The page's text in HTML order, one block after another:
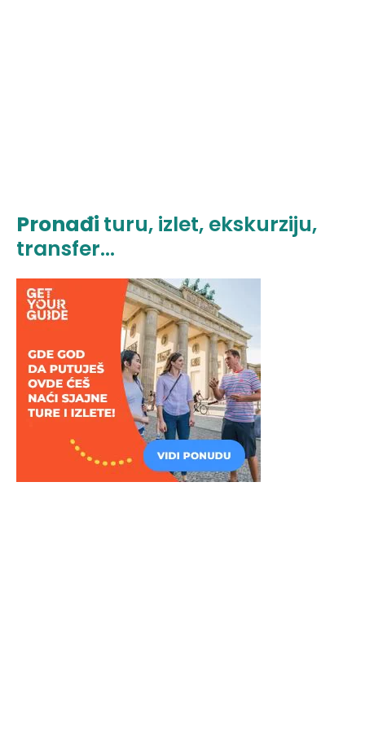
Pronađi turu, izlet, ekskurziju,
transfer...